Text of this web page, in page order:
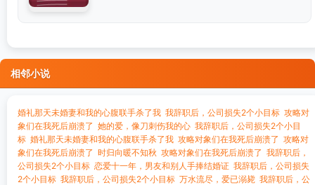
相邻小说
婚礼那天未婚妻和我的心腹联手杀了我 我辞职后，公司损失2个小目标 攻略对
象们在我死后崩溃了 她的爱，像刀刺伤我的心 我辞职后，公司损失2个小目
标 婚礼那天未婚妻和我的心腹联手杀了我 攻略对象们在我死后崩溃了 攻略对
象们在我死后崩溃了 时归向暖不知秋 攻略对象们在我死后崩溃了 我辞职后，
公司损失2个小目标 恋爱十一年，男友和别人手捧结婚证 我辞职后，公司损失
2个小目标 我辞职后，公司损失2个小目标 万水流尽，爱已溺毙 我辞职后，公